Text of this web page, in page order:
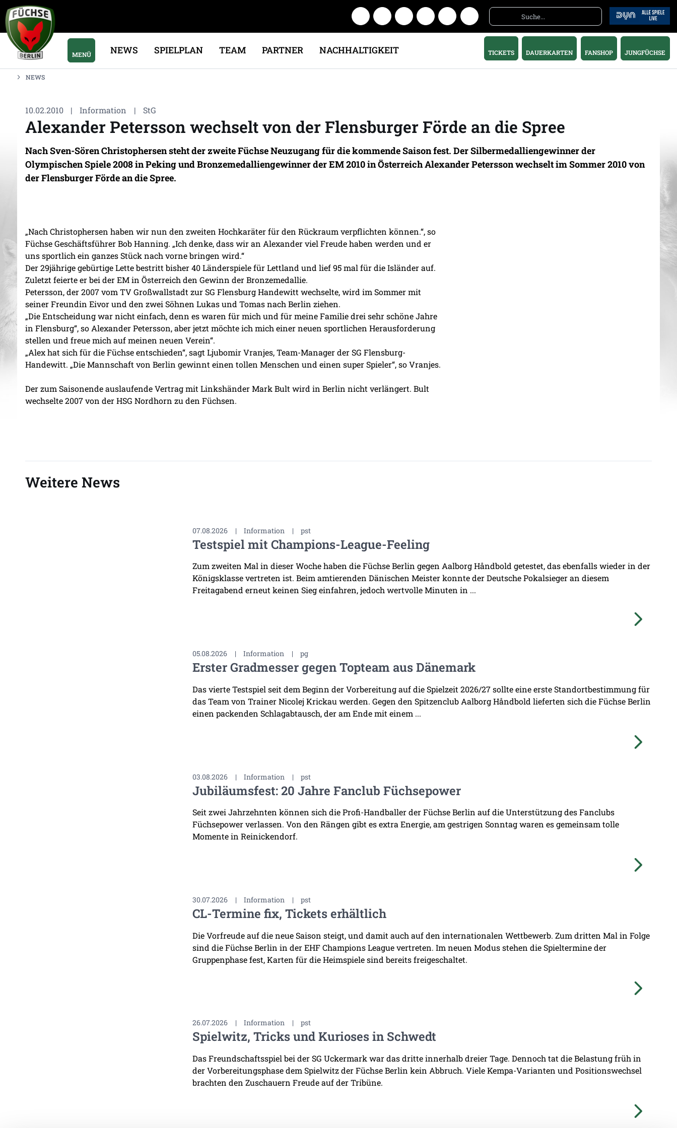
MENÜ NEWS SPIELPLAN TEAM PARTNER NACHHALTIGKEIT TICKETS DAUERKARTEN FANSHOP JUNGFÜCHSE
NEWS
10.02.2010 | Information | StG
Alexander Petersson wechselt von der Flensburger Förde an die Spree
Nach Sven-Sören Christophersen steht der zweite Füchse Neuzugang für die kommende Saison fest. Der Silbermedalliengewinner der
Olympischen Spiele 2008 in Peking und Bronzemedalliengewinner der EM 2010 in Österreich Alexander Petersson wechselt im Sommer 2010 von
der Flensburger Förde an die Spree.
„Nach Christophersen haben wir nun den zweiten Hochkaräter für den Rückraum verpflichten können.“, so
Füchse Geschäftsführer Bob Hanning. „Ich denke, dass wir an Alexander viel Freude haben werden und er
uns sportlich ein ganzes Stück nach vorne bringen wird.“
Der 29jährige gebürtige Lette bestritt bisher 40 Länderspiele für Lettland und lief 95 mal für die Isländer auf.
Zuletzt feierte er bei der EM in Österreich den Gewinn der Bronzemedallie.
Petersson, der 2007 vom TV Großwallstadt zur SG Flensburg Handewitt wechselte, wird im Sommer mit
seiner Freundin Eivor und den zwei Söhnen Lukas und Tomas nach Berlin ziehen.
„Die Entscheidung war nicht einfach, denn es waren für mich und für meine Familie drei sehr schöne Jahre
in Flensburg“, so Alexander Petersson, aber jetzt möchte ich mich einer neuen sportlichen Herausforderung
stellen und freue mich auf meinen neuen Verein“.
„Alex hat sich für die Füchse entschieden“, sagt Ljubomir Vranjes, Team-Manager der SG Flensburg-
Handewitt. „Die Mannschaft von Berlin gewinnt einen tollen Menschen und einen super Spieler“, so Vranjes.
Der zum Saisonende auslaufende Vertrag mit Linkshänder Mark Bult wird in Berlin nicht verlängert. Bult
wechselte 2007 von der HSG Nordhorn zu den Füchsen.
Weitere News
07.08.2026 | Information | pst
Testspiel mit Champions-League-Feeling
Zum zweiten Mal in dieser Woche haben die Füchse Berlin gegen Aalborg Håndbold getestet, das ebenfalls wieder in der
Königsklasse vertreten ist. Beim amtierenden Dänischen Meister konnte der Deutsche Pokalsieger an diesem
Freitagabend erneut keinen Sieg einfahren, jedoch wertvolle Minuten in ...
05.08.2026 | Information | pg
Erster Gradmesser gegen Topteam aus Dänemark
Das vierte Testspiel seit dem Beginn der Vorbereitung auf die Spielzeit 2026/27 sollte eine erste Standortbestimmung für
das Team von Trainer Nicolej Krickau werden. Gegen den Spitzenclub Aalborg Håndbold lieferten sich die Füchse Berlin
einen packenden Schlagabtausch, der am Ende mit einem ...
03.08.2026 | Information | pst
Jubiläumsfest: 20 Jahre Fanclub Füchsepower
Seit zwei Jahrzehnten können sich die Profi-Handballer der Füchse Berlin auf die Unterstützung des Fanclubs
Füchsepower verlassen. Von den Rängen gibt es extra Energie, am gestrigen Sonntag waren es gemeinsam tolle
Momente in Reinickendorf.
30.07.2026 | Information | pst
CL-Termine fix, Tickets erhältlich
Die Vorfreude auf die neue Saison steigt, und damit auch auf den internationalen Wettbewerb. Zum dritten Mal in Folge
sind die Füchse Berlin in der EHF Champions League vertreten. Im neuen Modus stehen die Spieltermine der
Gruppenphase fest, Karten für die Heimspiele sind bereits freigeschaltet.
26.07.2026 | Information | pst
Spielwitz, Tricks und Kurioses in Schwedt
Das Freundschaftsspiel bei der SG Uckermark war das dritte innerhalb dreier Tage. Dennoch tat die Belastung früh in
der Vorbereitungsphase dem Spielwitz der Füchse Berlin kein Abbruch. Viele Kempa-Varianten und Positionswechsel
brachten den Zuschauern Freude auf der Tribüne.